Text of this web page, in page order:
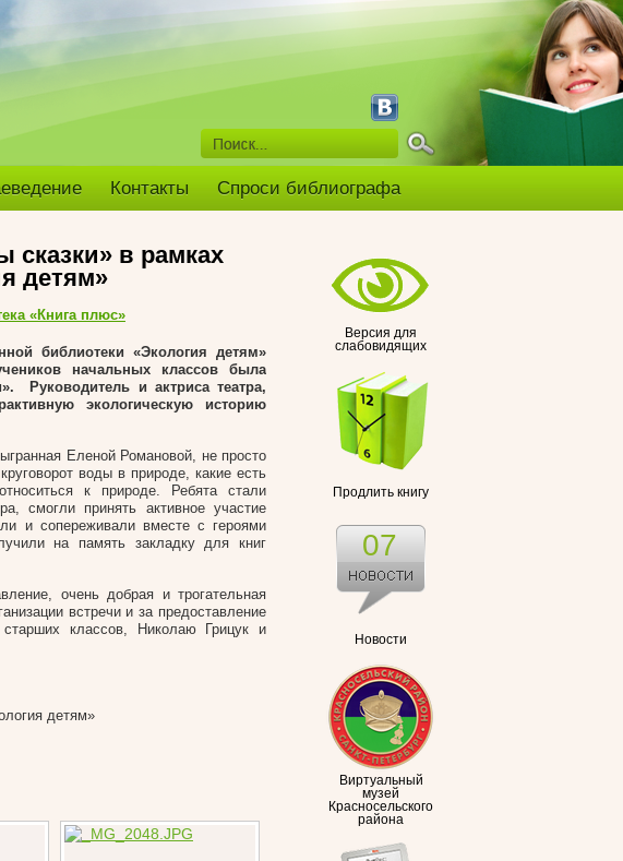
Контакты Спроси библиографа
Версия для
слабовидящих
Продлить книгу
Новости
07
Виртуальный
музей
Красносельского
района
сказки» в рамках
детям»
«Книга плюс»
библиотеки «Экология детям»
начальных классов была
Руководитель и актриса театра,
экологическую историю
Еленой Романовой, не просто
воды в природе, какие есть
к природе. Ребята стали
смогли принять активное участие
и сопереживали вместе с героями
на память закладку для книг
очень добрая и трогательная
встречи и за предоставление
старших классов, Николаю Грицук и
детям»